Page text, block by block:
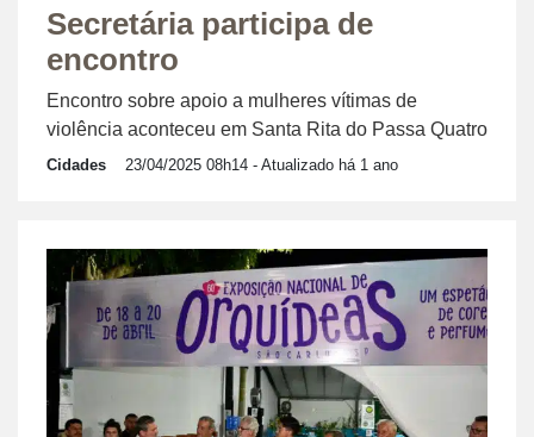
Secretária participa de
encontro
Encontro sobre apoio a mulheres vítimas de
violência aconteceu em Santa Rita do Passa Quatro
Cidades 23/04/2025 08h14 - Atualizado há 1 ano